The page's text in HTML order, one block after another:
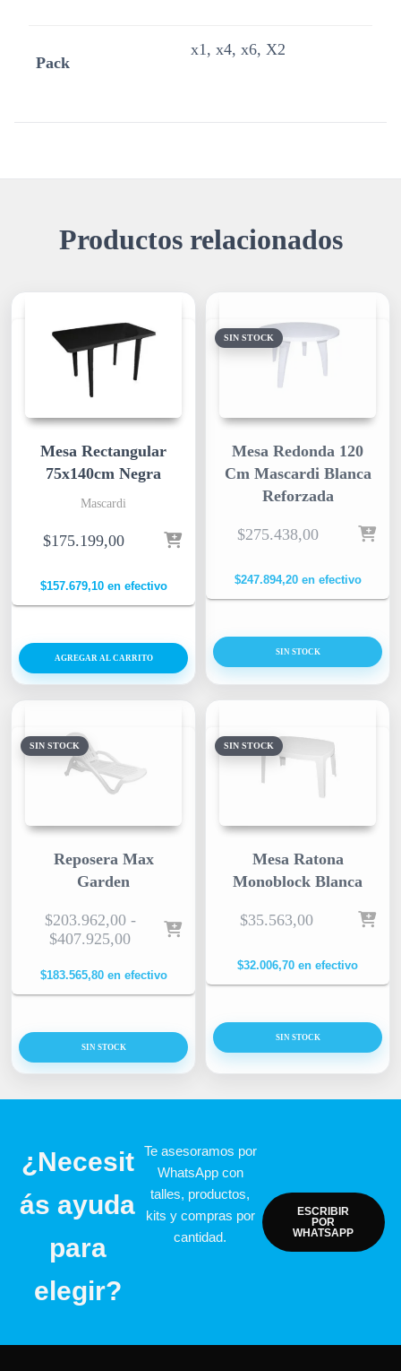
Pack
x1, x4, x6, X2
Productos relacionados
SIN STOCK
Mesa Redonda 120
Cm Mascardi Blanca
Reforzada
$275.438,00
$247.894,20en efectivo
SIN STOCK
SIN STOCK
Reposera Max
Garden
$203.962,00 -
$407.925,00
$183.565,80en efectivo
SIN STOCK
Mesa Rectangular
75x140cm Negra
Mascardi
$175.199,00
$157.679,10en efectivo
AGREGAR AL CARRITO
SIN STOCK
Mesa Ratona
Monoblock Blanca
$35.563,00
$32.006,70 en efectivo
SIN STOCK
¿Necesit
ás ayuda
para
elegir?
Te asesoramos por
WhatsApp con
talles, productos,
kits y compras por
cantidad.
ESCRIBIR
POR
WHATSAPP